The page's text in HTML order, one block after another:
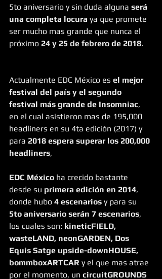
5to aniversario y sin duda alguna será
una completa locura ya que promete
ser mucho mas grande que nunca el
próximo 24 y 25 de febrero de 2018.
Actualmente EDC México es el mejor
festival del país y el segundo
festival más grande de Insomniac,
en el cual asistieron mas de 195,000
headliners en su 4ta edición (2017) y
para 2018 espera superar los 200,000
headliners,
EDC México ha crecido bastante
desde su primera edición en 2014,
donde hubo 4 escenarios y para su
5to aniversario serán 7 escenarios,
los cuales son: kineticFIELD,
wasteLAND, neonGARDEN, Dos
Equis Satge upside-downHOUSE,
bommboxARTCAR y el que mas atrae
por el momento, un circuitGROUNDS